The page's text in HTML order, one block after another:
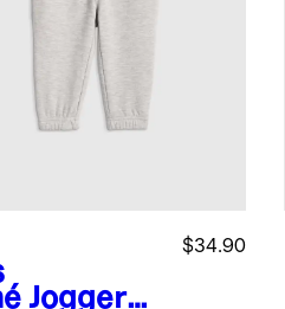
Jogger
$34.90